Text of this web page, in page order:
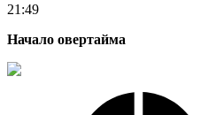
21:49
Начало овертайма